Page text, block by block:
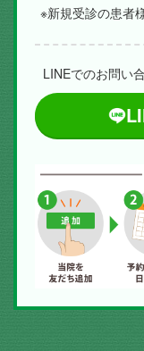
※新規受診の患者
LINEでのお問い